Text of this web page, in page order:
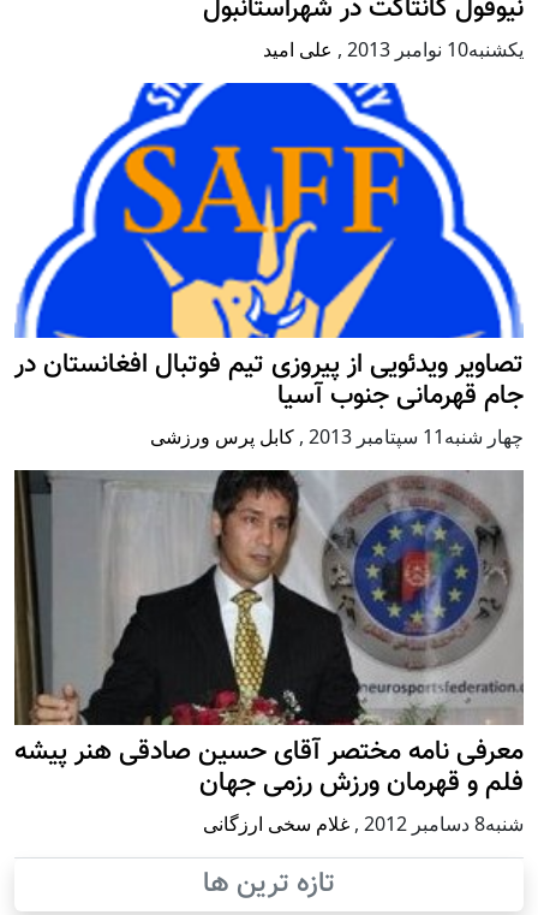
نيوفول كانتاكت در شهراستانبول
يكشنبه10 نوامبر 2013 , علی امید
تصاویر ویدئویی از پیروزی تیم فوتبال افغانستان در
جام قهرمانی جنوب آسیا
چهار شنبه11 سپتامبر 2013 , کابل پرس ورزشی
معرفی نامه مختصر آقای حسین صادقی هنر پیشه
فلم و قهرمان ورزش رزمی جهان
شنبه8 دسامبر 2012 , غلام سخی ارزگانی
تازه ترین ها